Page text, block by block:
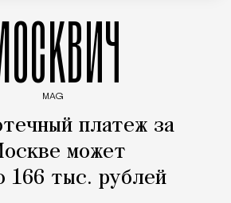
MAG
платеж за
может
166 тыс. рублей